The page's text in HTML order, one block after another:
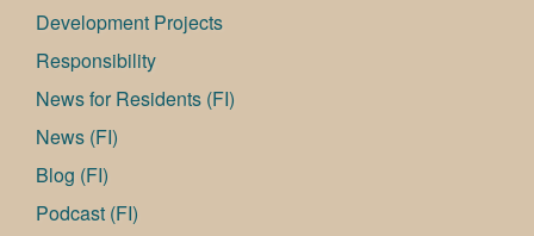
Development Projects
Responsibility
News for Residents (FI)
News (FI)
Blog (FI)
Podcast (FI)